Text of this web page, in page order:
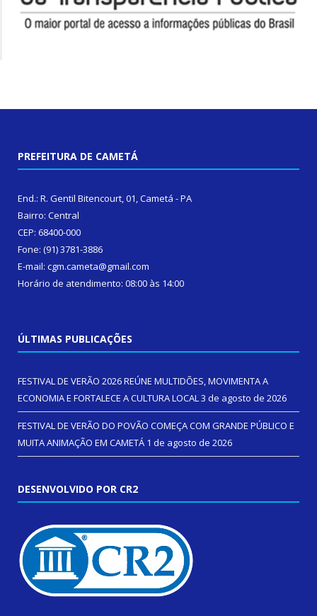
PREFEITURA DE CAMETÁ
End.: R. Gentil Bitencourt, 01, Cametá - PA
Bairro: Central
CEP: 68400-000
Fone: (91) 3781-3886
E-mail: cgm.cameta@gmail.com
Horário de atendimento: 08:00 às 14:00
ÚLTIMAS PUBLICAÇÕES
FESTIVAL DE VERÃO 2026 REÚNE MULTIDÕES, MOVIMENTA A
ECONOMIA E FORTALECE A CULTURA LOCAL3 de agosto de 2026
FESTIVAL DE VERÃO DO POVÃO COMEÇA COM GRANDE PÚBLICO E
MUITA ANIMAÇÃO EM CAMETÁ 1 de agosto de 2026
DESENVOLVIDO POR CR2